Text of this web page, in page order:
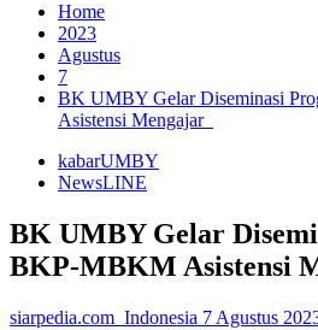
Home
2023
Agustus
7
BK UMBY Gelar Diseminasi
Asistensi Mengajar
kabarUMBY
NewsLINE
BK UMBY Gelar
BKP-MBKM Asistensi
siarpedia.com_Indonesia 7 Agustus